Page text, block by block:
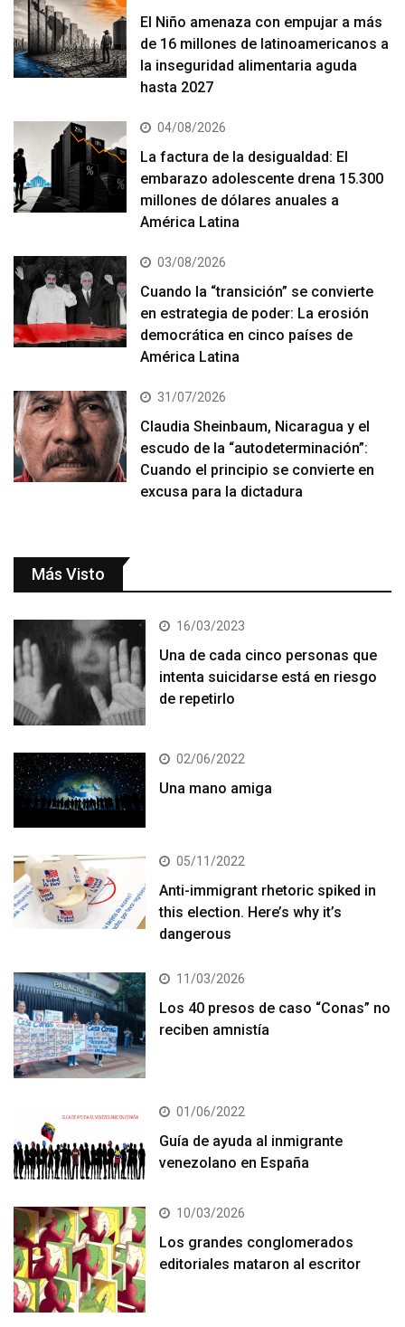
El Niño amenaza con empujar a más
de 16 millones de latinoamericanos a
la inseguridad alimentaria aguda
hasta 2027
04/08/2026
La factura de la desigualdad: El
embarazo adolescente drena 15.300
millones de dólares anuales a
América Latina
03/08/2026
Cuando la “transición” se convierte
en estrategia de poder: La erosión
democrática en cinco países de
América Latina
31/07/2026
Claudia Sheinbaum, Nicaragua y el
escudo de la “autodeterminación”:
Cuando el principio se convierte en
excusa para la dictadura
Más Visto
16/03/2023
Una de cada cinco personas que
intenta suicidarse está en riesgo
de repetirlo
02/06/2022
Una mano amiga
05/11/2022
Anti-immigrant rhetoric spiked in
this election. Here’s why it’s
dangerous
11/03/2026
Los 40 presos de caso “Conas” no
reciben amnistía
01/06/2022
Guía de ayuda al inmigrante
venezolano en España
10/03/2026
Los grandes conglomerados
editoriales mataron al escritor